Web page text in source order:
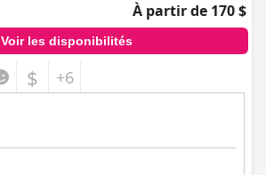
À partir de 170 $
Voir les disponibilités
$ +6